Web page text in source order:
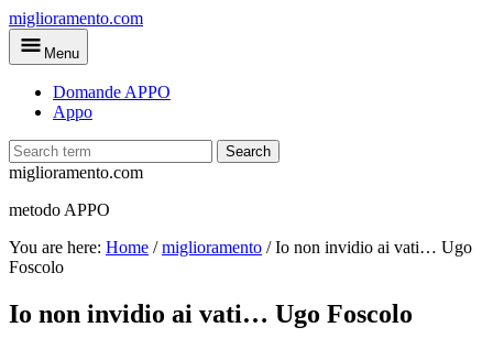
Skip
to
main
miglioramento.com
Menu
Domande APPO
Appo
Search
miglioramento.com
metodo APPO
You are here: Home /miglioramento /Io non invidio ai vati… Ugo
Foscolo
Io non invidio ai vati… Ugo Foscolo